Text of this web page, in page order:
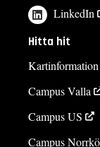
LinkedIn
Hitta hit
Kartinformation
Campus Valla
Campus US
Campus